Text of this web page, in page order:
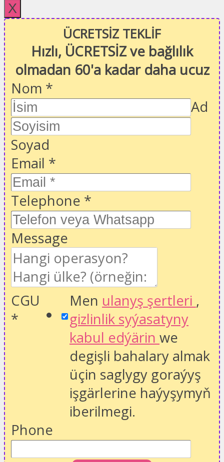
X
ÜCRETSİZ TEKLİF
Hızlı, ÜCRETSİZ ve bağlılık
olmadan 60'a kadar daha ucuz
Nom *
Ad
Soyad
Email *
Telephone *
Message
CGU
*
Men ulanyş şertleri ,
gizlinlik syýasatyny
kabul edýärin we
degişli bahalary almak
üçin saglygy goraýyş
işgärlerine haýyşymyň
iberilmegi.
Phone